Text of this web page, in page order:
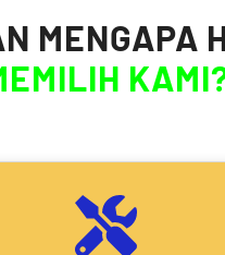
MENGAPA